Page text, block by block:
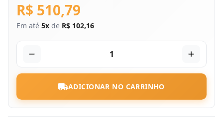
R$ 510,79
Em até 5x de R$ 102,16
1
ADICIONAR NO CARRINHO